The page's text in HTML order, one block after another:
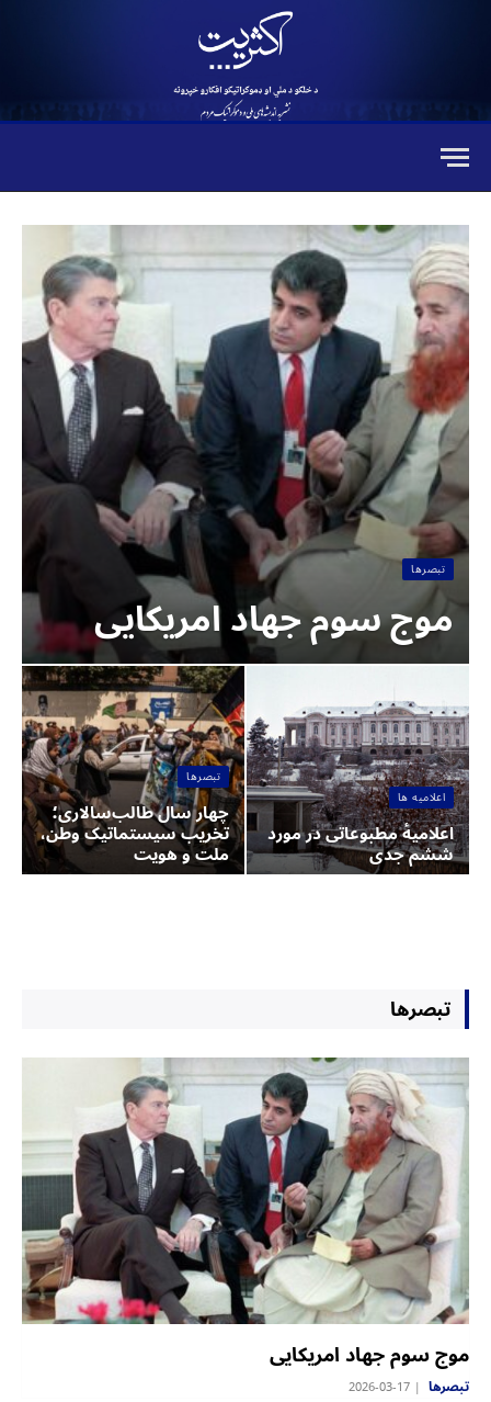
تبصرها
‏موج سوم جهاد امریکایی
اعلامیه ها
‏اعلامیهٔ مطبوعاتی در مورد
ششم جدی
تبصرها
چهار سال طالب‌سالاری؛
تخریب سیستماتیک وطن،
ملت و هویت
تبصرها
‏موج سوم جهاد امریکایی
تبصرها 2026-03-17